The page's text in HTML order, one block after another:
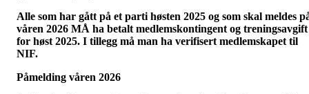
Alle som har gått på et parti høsten 2025 og som skal meldes
våren 2026 MÅ ha betalt medlemskontingent og treningsavgift
for høst 2025. I tillegg må man ha verifisert medlemskapet til
NIF.
Påmelding våren 2026